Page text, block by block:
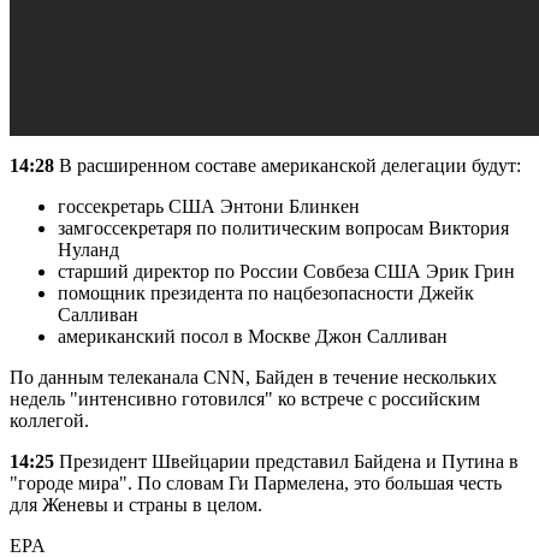
14:28 В расширенном составе американской делегации будут:
госсекретарь США Энтони Блинкен
замгоссекретаря по политическим вопросам Виктория
Нуланд
старший директор по России Совбеза США Эрик Грин
помощник президента по нацбезопасности Джейк
Салливан
американский посол в Москве Джон Салливан
По данным телеканала CNN, Байден в течение нескольких
недель "интенсивно готовился" ко встрече с российским
коллегой.
14:25 Президент Швейцарии представил Байдена и Путина в
"городе мира". По словам Ги Пармелена, это большая честь
для Женевы и страны в целом.
EPA